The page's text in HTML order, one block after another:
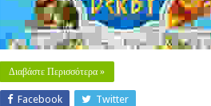
Διαβάστε Περισσότερα »
Facebook Twitter